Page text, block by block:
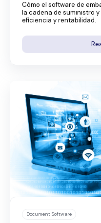
Cómo el software de
la cadena de suministro
eficiencia y rentabilidad.
Document Software